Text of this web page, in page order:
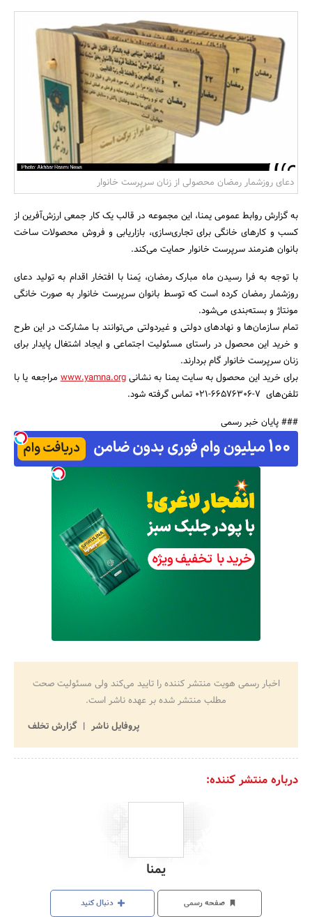
مسکن و ساختمان
جستجو
دعای روزشمار رمضان محصولی از زنان سرپرست خانوار
به گزارش روابط عمومی یمنا، این مجموعه در قالب یک کار جمعی ارزش‌آفرین از
کسب و کارهای خانگی برای تجاری‌سازی، بازاریابی و فروش محصولات ساخت
بانوان هنرمند سرپرست خانوار حمایت می‌کند.
با توجه به فرا رسیدن ماه مبارک رمضان، یَمنا با افتخار اقدام به تولید دعای
روزشمار رمضان کرده است که توسط بانوان سرپرست خانوار به صورت خانگی
مونتاژ و بسته‌بندی می‌شود.
تمام سازمان‌ها و نهادهای دولتی و غیردولتی می‌توانند بـا مشارکت در این طرح
و خرید این محصول در راستای مسئولیت اجتماعی و ایجاد اشتغال پایدار برای
زنان سرپرست خانوار گام بردارند.
برای خرید این محصول به سایت یمنا به نشانیwww.yamna.orgمراجعه یا با
تلفن‌های 7-66576306-021 تماس گرفته شود.
### پایان خبر رسمی
اخبار رسمی هویت منتشر کننده را تایید می‌کند ولی مسئولیت صحت
مطلب منتشر شده بر عهده ناشر است.
پروفایل ناشر
گزارش تخلف
درباره منتشر کننده:
یمنا
صفحه رسمی دنبال کنید